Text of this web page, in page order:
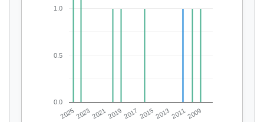
20252023202120192017 2015201320112009
0.0
0.5
1.0